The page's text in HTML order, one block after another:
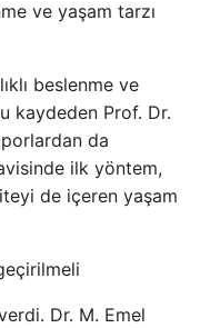
ve yaşam tarzı
beslenme ve
kaydeden Prof. Dr.
da
ilk yöntem,
de içeren yaşam
Dr. M. Emel